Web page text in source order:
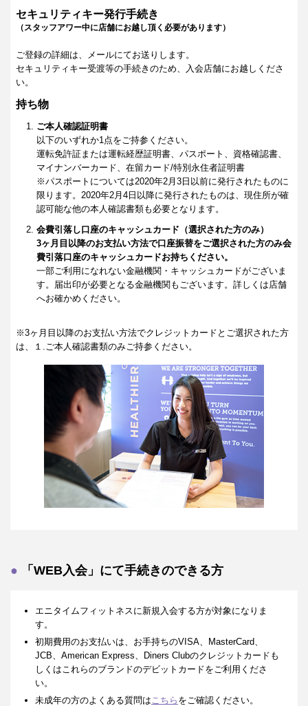
セキュリティキー発行手続き
（スタッフアワー中に店舗にお越し頂く必要があります）
ご登録の詳細は、メールにてお送りします。
セキュリティキー受渡等の手続きのため、入会店舗にお越しくださ
い。
持ち物
ご本人確認証明書
以下のいずれか1点をご持参ください。
運転免許証または運転経歴証明書、パスポート、資格確認書、
マイナンバーカード、在留カード/特別永住者証明書
※パスポートについては2020年2月3日以前に発行されたものに
限ります。2020年2月4日以降に発行されたものは、現住所が確
認可能な他の本人確認書類も必要となります。
会費引落し口座のキャッシュカード（選択された方のみ）
3ヶ月目以降のお支払い方法で口座振替をご選択された方のみ会
費引落口座のキャッシュカードお持ちください。
一部ご利用になれない金融機関・キャッシュカードがございま
す。届出印が必要となる金融機関もございます。詳しくは店舗
へお確かめください。
※3ヶ月目以降のお支払い方法でクレジットカードとご選択された方
は、１.ご本人確認書類のみご持参ください。
「WEB入会」にて手続きのできる方
エニタイムフィットネスに新規入会する方が対象になりま
す。
初期費用のお支払いは、お手持ちのVISA、MasterCard、
JCB、American Express、Diners Clubのクレジットカードも
しくはこれらのブランドのデビットカードをご利用くださ
い。
未成年の方のよくある質問はこちら をご確認ください。